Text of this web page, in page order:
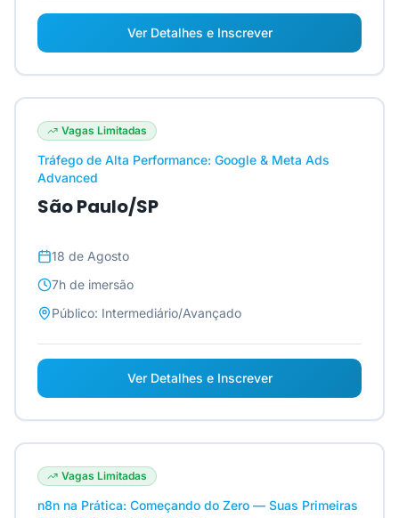
Ver Detalhes e Inscrever
Vagas Limitadas
Tráfego de Alta Performance: Google & Meta Ads
Advanced
São Paulo/SP
18 de Agosto
7h de imersão
Público: Intermediário/Avançado
Ver Detalhes e Inscrever
Vagas Limitadas
n8n na Prática: Começando do Zero — Suas Primeiras